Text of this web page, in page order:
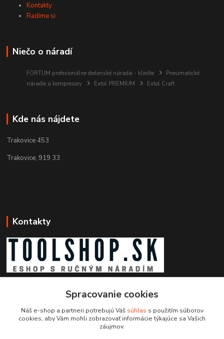
Kontakty
Radíme si
Niečo o náradí
FORTUM profesionálne dielenské náradie - kliešte
Pneumatické
náradie a kompresory
Extol PREMIUM Extol Craft
Kde nás nájdete
Trakovice 453
Trakovice, 919 33
Kontakty
+421 903 204 273
info@toolshop.sk
Spracovanie cookies
Náš e-shop a partneri potrebujú Váš súhlas s použitím súborov
cookies, aby Vám mohli zobrazovať informácie týkajúce sa Vašich
záujmov.